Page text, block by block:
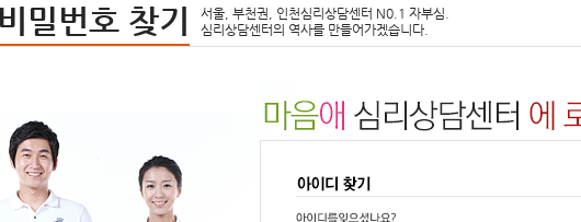
밀번호 찾기
서울, 부천권, 인천심리상담센터 N0.1 자부심.
심리상담센터의 역사를 만들어가겠습니다.